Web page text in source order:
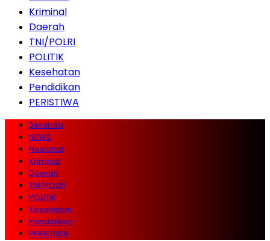
Kriminal
Daerah
TNI/POLRI
POLITIK
Kesehatan
Pendidikan
PERISTIWA
Beranda
NEWS
Nasional
Kriminal
Daerah
TNI/POLRI
POLITIK
Kesehatan
Pendidikan
PERISTIWA